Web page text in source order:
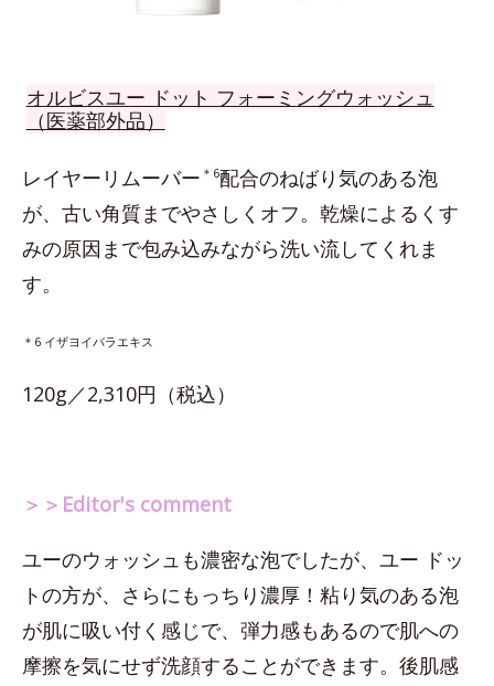
オルビスユー ドット フォーミングウォッシュ
（医薬部外品）
レイヤーリムーバー ＊6配合のねばり気のある泡
が、古い角質までやさしくオフ。乾燥によるくす
みの原因まで包み込みながら洗い流してくれま
す。
＊6 イザヨイバラエキス
120g／2,310円（税込）
＞＞Editor's comment
ユーのウォッシュも濃密な泡でしたが、ユー ドッ
トの方が、さらにもっちり濃厚！粘り気のある泡
が肌に吸い付く感じで、弾力感もあるので肌への
摩擦を気にせず洗顔することができます。後肌感